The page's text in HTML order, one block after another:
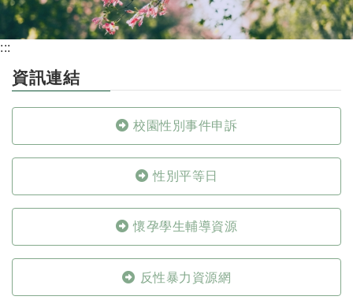
:::
資訊連結
校園性別事件申訴
性別平等日
懷孕學生輔導資源
反性暴力資源網